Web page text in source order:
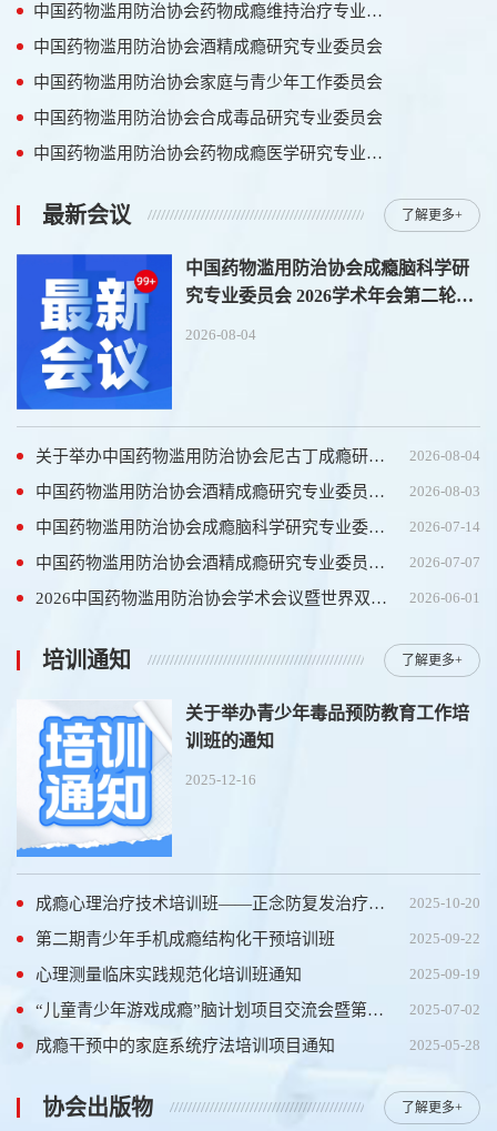
中国药物滥用防治协会药物成瘾维持治疗专业委员会
中国药物滥用防治协会酒精成瘾研究专业委员会
中国药物滥用防治协会家庭与青少年工作委员会
中国药物滥用防治协会合成毒品研究专业委员会
中国药物滥用防治协会药物成瘾医学研究专业委员会
最新会议 了解更多+
中国药物滥用防治协会成瘾脑科学研
究专业委员会 2026学术年会第二轮会
2026-08-04
关于举办中国药物滥用防治协会尼古丁成瘾研究专业委员会第二届学术会议的通知 2026-08-04
中国药物滥用防治协会酒精成瘾研究专业委员会年会暨酒精相关障碍规范化诊疗培训班通知（第二轮） 2026-08-03
中国药物滥用防治协会成瘾脑科学研究专业委员会2026学术年会第一轮会议通知 2026-07-14
中国药物滥用防治协会酒精成瘾研究专业委员会年会暨酒精相关障碍规范化诊疗培训班通知 2026-07-07
2026中国药物滥用防治协会学术会议暨世界双重障碍协会年会第三轮通知 2026-06-01
培训通知 了解更多+
关于举办青少年毒品预防教育工作培
训班的通知
2025-12-16
成瘾心理治疗技术培训班——正念防复发治疗招生简章 2025-10-20
第二期青少年手机成瘾结构化干预培训班 2025-09-22
心理测量临床实践规范化培训班通知 2025-09-19
“儿童青少年游戏成瘾”脑计划项目交流会暨第一届青少年手机成瘾结构化干预培训班通知（第一轮） 2025-07-02
成瘾干预中的家庭系统疗法培训项目通知 2025-05-28
协会出版物 了解更多+